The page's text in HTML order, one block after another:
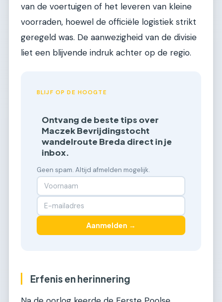
van de voertuigen of het leveren van kleine
voorraden, hoewel de officiële logistiek strikt
geregeld was. De aanwezigheid van de divisie
liet een blijvende indruk achter op de regio.
BLIJF OP DE HOOGTE
Ontvang de beste tips over
Maczek Bevrijdingstocht
wandelroute Breda direct in je
inbox.
Geen spam. Altijd afmelden mogelijk.
Aanmelden →
Erfenis en herinnering